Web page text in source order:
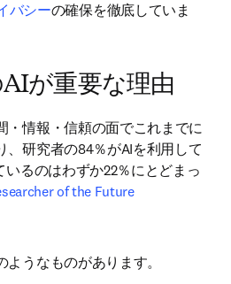
バシーの確保を徹底していま
が重要な理由
・情報・信頼の面でこれまでに
、研究者の84％がAIを利用して
るのはわずか22％にとどまっ
of the Future
うなものがあります。